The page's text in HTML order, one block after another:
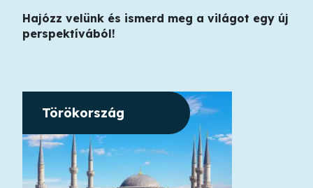
Hajózz velünk és ismerd meg a világot egy új
perspektívából!
Törökország